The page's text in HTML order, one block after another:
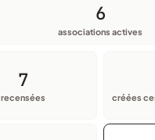
6
associations actives
7
recensées créées